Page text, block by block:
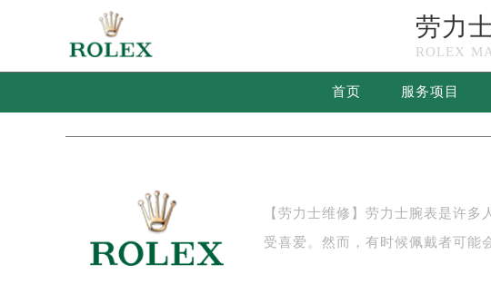
劳力
ROLEX
首页 服务项目
劳
当前位置： > 劳力士腕表表带太紧解决方法盘点
劳力
【劳力士维修】劳力士腕表是许
受喜爱。然而，有时候佩戴者可